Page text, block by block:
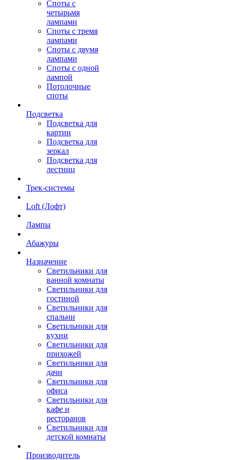
Споты с
четырьмя
лампами
Споты с тремя
лампами
Споты с двумя
лампами
Споты с одной
лампой
Потолочные
споты
Подсветка
Подсветка для
картин
Подсветка для
зеркал
Подсветка для
лестниц
Трек-системы
Loft (Лофт)
Лампы
Абажуры
Назначение
Светильники для
ванной комнаты
Светильники для
гостиной
Светильники для
спальни
Светильники для
кухни
Светильники для
прихожей
Светильники для
дачи
Светильники для
офиса
Светильники для
кафе и
ресторанов
Светильники для
детской комнаты
Производитель